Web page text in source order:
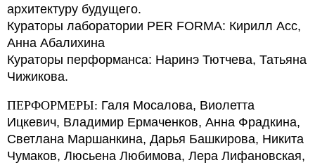
архитектуру будущего.
Кураторы лаборатории PER FORMA: Кирилл Асс,
Анна Абалихина
Кураторы перформанса: Наринэ Тютчева, Татьяна
Чижикова.
ПЕРФОРМЕРЫ: Галя Мосалова, Виолетта
Ицкевич, Владимир Ермаченков, Анна Фрадкина,
Светлана Маршанкина, Дарья Башкирова, Никита
Чумаков, Люсьена Любимова, Лера Лифановская,